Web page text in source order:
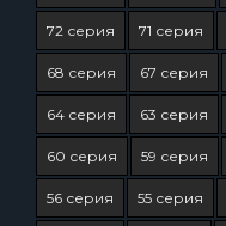
72 серия 71 серия
68 серия 67 серия
64 серия 63 серия
60 серия 59 серия
56 серия 55 серия